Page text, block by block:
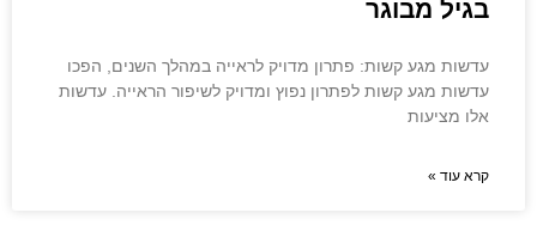
בגיל מבוגר
עדשות מגע קשות: פתרון מדויק לראייה במהלך השנים, הפכו
עדשות מגע קשות לפתרון נפוץ ומדויק לשיפור הראייה. עדשות
אלו מציעות
קרא עוד »